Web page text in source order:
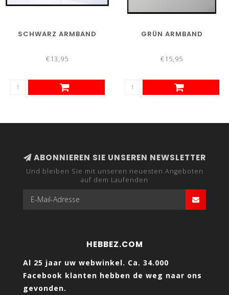
SCHWARZ ARMBAND
€13,95
GRÜN ARMBAND
€15,95
ABONNIEREN SIE UNSEREN NEWSLETTER
Und bleiben Sie mit unseren neuesten Angeboten
auf dem Laufenden
HEBBEZ.COM
Al 25 jaar uw webwinkel. Ca. 34.000
Facebook klanten hebben de weg naar ons
gevonden.